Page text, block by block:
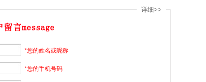
详细>>
*您的姓名或昵称
*您的手机号码